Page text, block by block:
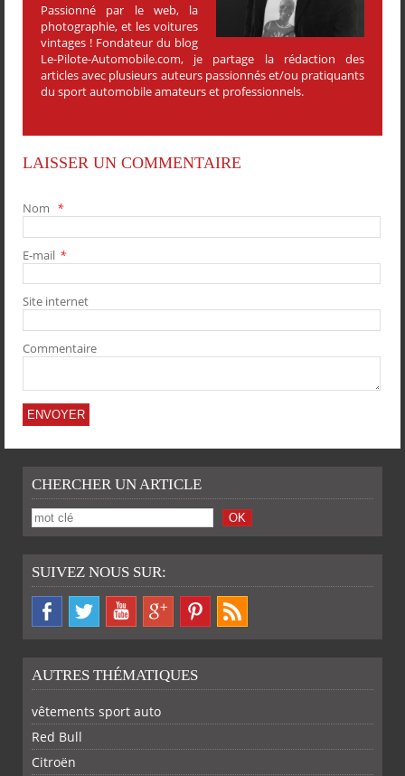
Passionné par le web, la
photographie, et les voitures
vintages ! Fondateur du blog
Le-Pilote-Automobile.com, je partage la rédaction des
articles avec plusieurs auteurs passionnés et/ou pratiquants
du sport automobile amateurs et professionnels.
LAISSER UN COMMENTAIRE
Nom *
E-mail *
Site internet
Commentaire
CHERCHER UN ARTICLE
SUIVEZ NOUS SUR:
AUTRES THÉMATIQUES
vêtements sport auto
Red Bull
Citroën